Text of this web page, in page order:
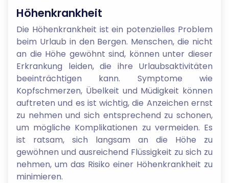
Höhenkrankheit
Die Höhenkrankheit ist ein potenzielles Problem
beim Urlaub in den Bergen. Menschen, die nicht
an die Höhe gewöhnt sind, können unter dieser
Erkrankung leiden, die ihre Urlaubsaktivitäten
beeinträchtigen kann. Symptome wie
Kopfschmerzen, Übelkeit und Müdigkeit können
auftreten und es ist wichtig, die Anzeichen ernst
zu nehmen und sich entsprechend zu schonen,
um mögliche Komplikationen zu vermeiden. Es
ist ratsam, sich langsam an die Höhe zu
gewöhnen und ausreichend Flüssigkeit zu sich zu
nehmen, um das Risiko einer Höhenkrankheit zu
minimieren.